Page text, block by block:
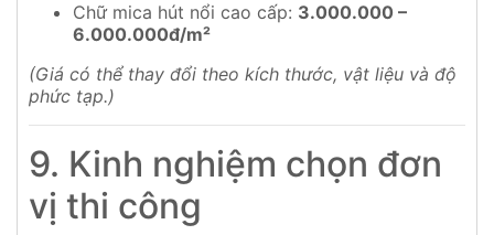
Chữ mica hút nổi cao cấp: 3.000.000 –
6.000.000đ/m²
(Giá có thể thay đổi theo kích thước, vật liệu và độ
phức tạp.)
9. Kinh nghiệm chọn đơn
vị thi công